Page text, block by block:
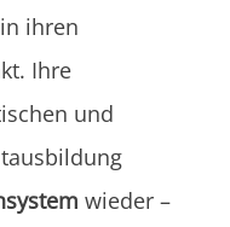
ihren
Ihre
und
wieder –